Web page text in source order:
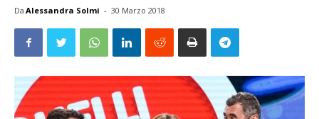
Da Alessandra Solmi - 30 Marzo 2018